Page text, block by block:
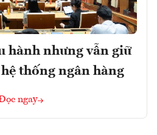
hành nhưng vẫn giữ
thống ngân hàng
ngay